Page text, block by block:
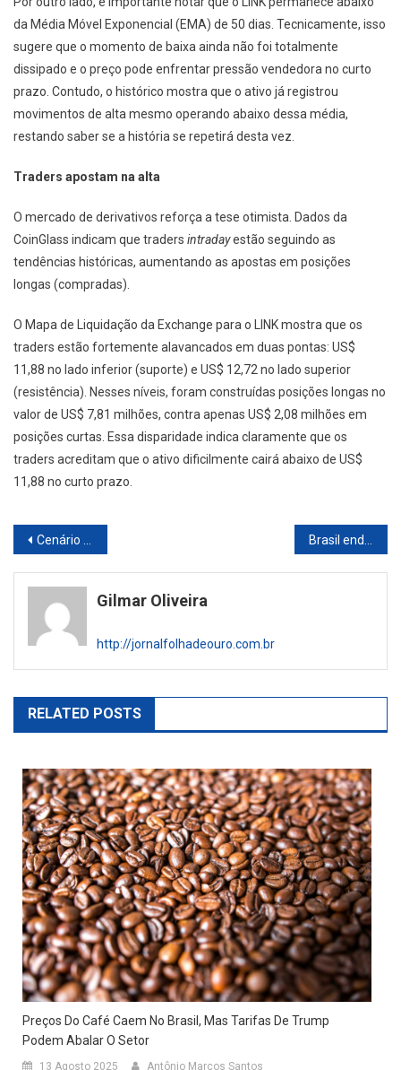
da Média Móvel Exponencial (EMA) de 50 dias. Tecnicamente, isso
sugere que o momento de baixa ainda não foi totalmente
dissipado e o preço pode enfrentar pressão vendedora no curto
prazo. Contudo, o histórico mostra que o ativo já registrou
movimentos de alta mesmo operando abaixo dessa média,
restando saber se a história se repetirá desta vez.
Traders apostam na alta
O mercado de derivativos reforça a tese otimista. Dados da
CoinGlass indicam que traders intradayestão seguindo as
tendências históricas, aumentando as apostas em posições
longas (compradas).
O Mapa de Liquidação da Exchange para o LINK mostra que os
traders estão fortemente alavancados em duas pontas: US$
11,88 no lado inferior (suporte) e US$ 12,72 no lado superior
(resistência). Nesses níveis, foram construídas posições longas no
valor de US$ 7,81 milhões, contra apenas US$ 2,08 milhões em
posições curtas. Essa disparidade indica claramente que os
traders acreditam que o ativo dificilmente cairá abaixo de US$
11,88 no curto prazo.
Navegação
de
artigos
Cenário de Investimentos: Saídas em ETFs de Criptoativos e a Estrutura dos Fundos de Fundos
Gilmar Oliveira
http://jornalfolhadeouro.com.br
RELATED POSTS
Preços Do Café Caem No Brasil, Mas Tarifas De Trump
Podem Abalar O Setor
13 Agosto 2025 Antônio Marcos Santos